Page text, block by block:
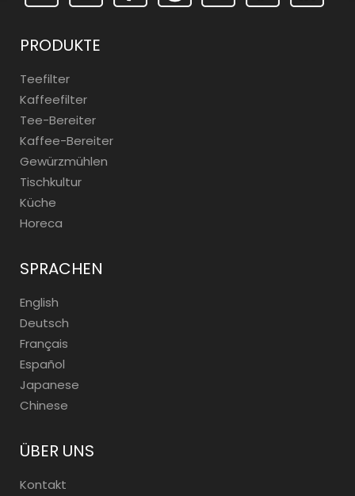
PRODUKTE
Teefilter
Kaffeefilter
Tee-Bereiter
Kaffee-Bereiter
Gewürzmühlen
Tischkultur
Küche
Horeca
SPRACHEN
English
Deutsch
Français
Español
Japanese
Chinese
ÜBER UNS
Kontakt